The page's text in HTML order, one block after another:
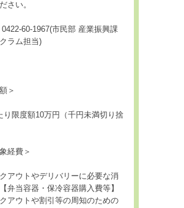
さい。
60-1967(市民部 産業振興課
ラム担当)
＞
り限度額10万円（千円未満切り捨
経費＞
アウトやデリバリーに必要な消
弁当容器・保冷容器購入費等】
アウトや割引等の周知のための